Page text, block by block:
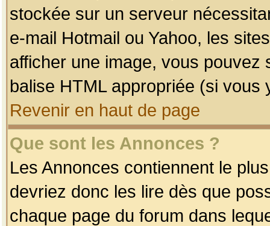
stockée sur un serveur
e-mail Hotmail ou Yahoo, les
afficher une image, vous pouvez
balise HTML appropriée (si vous
Revenir en haut de page
Que sont les Annonces ?
Les Annonces contiennent le
devriez donc les lire dès que
chaque page du forum dans